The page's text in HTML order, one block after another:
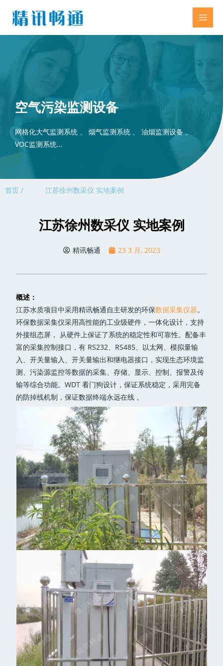
空气污染监测设备
网格化大气监测系统 、 烟气监测系统 、 油烟监测设备 、
VOC监测系统…
首页 / 江苏徐州数采仪 实地案例
江苏徐州数采仪 实地案例
精讯畅通 23 3 月, 2023
概述：
江苏水质项目中采用精讯畅通自主研发的环保数据采集仪器。
环保数据采集仪采用高性能的工业级硬件，一体化设计，支持
外接组态屏， 从硬件上保证了系统的稳定性和可靠性。配备丰
富的采集控制接口，有 RS232、RS485、以太网、模拟量输
入、开关量输入、开关量输出和继电器接口，实现生态环境监
测、污染源监控等数据的采集、存储、显示、控制、报警及传
输等综合功能。WDT 看门狗设计，保证系统稳定，采用完备
的防掉线机制，保证数据终端永远在线 。